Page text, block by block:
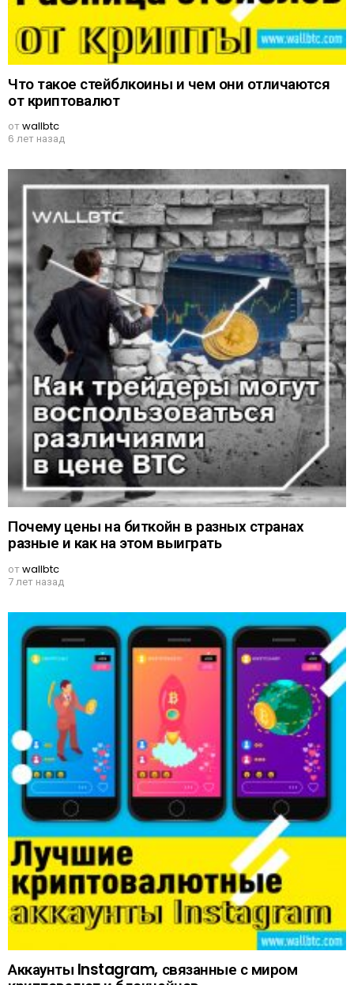
Что такое стейблкоины и чем они отличаются
от криптовалют
отwallbtc
6 лет назад
Почему цены на биткойн в разных странах
разные и как на этом выиграть
отwallbtc
7 лет назад
Аккаунты Instagram, связанные с миром